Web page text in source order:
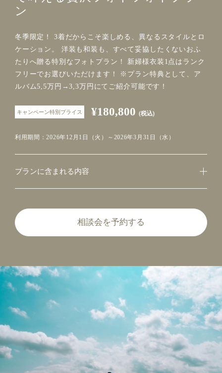
ン
冬季限定！ 3着だからこそ楽しめる、異なるスタイルとロ
ケーション。 洋装も和装も、すべて妥協したくないおふ
たりへ贈る特別なフォトプラン！ 新婦様衣装1点はランク
フリーでお選びいただけます！ ※プラン特典として、ア
ルバム5,5万円→3,3万円にてご紹介可能です！
キャンペーン特別プライス ¥180,800 (税込)
利用期間：2026年12月1日（火）～2026年3月31日（水）
プランに含まれる内容
相談会を予約する